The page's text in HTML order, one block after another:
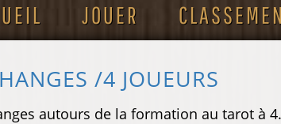
JOUER
/4 JOUEURS
autours de la formation au tarot à 4.